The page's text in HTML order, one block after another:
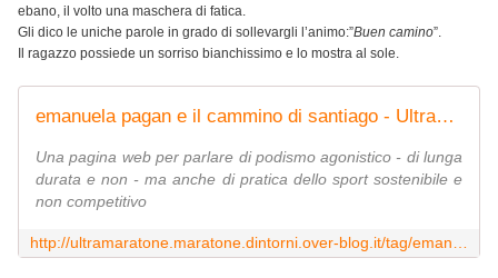
ebano, il volto una maschera di fatica.
Gli dico le uniche parole in grado di sollevargli l’animo:”Buen camino”.
Il ragazzo possiede un sorriso bianchissimo e lo mostra al sole.
emanuela pagan e il cammino di santiago - Ultramaratone, maratone e dintorni
Una pagina web per parlare di podismo agonistico - di lunga
durata e non - ma anche di pratica dello sport sostenibile e
non competitivo